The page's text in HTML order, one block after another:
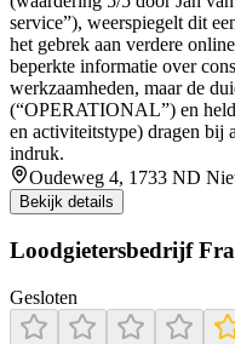
service”), weerspiegelt dit
het gebrek aan verdere
beperkte informatie over
werkzaamheden, maar de
(“OPERATIONAL”) en
en activiteitstype) dragen bij
indruk.
Oudeweg 4, 1733 ND
Bekijk details
Loodgietersbedrijf
Gesloten